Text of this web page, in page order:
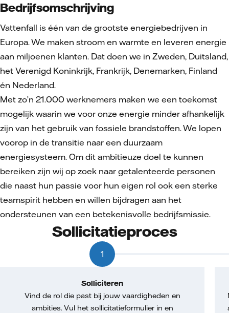
Bedrijfsomschrijving
Vattenfall is één van de grootste energiebedrijven in
Europa. We maken stroom en warmte en leveren energie
aan miljoenen klanten. Dat doen we in Zweden, Duitsland,
het Verenigd Koninkrijk, Frankrijk, Denemarken, Finland
én Nederland.
Met zo’n 21.000 werknemers maken we een toekomst
mogelijk waarin we voor onze energie minder afhankelijk
zijn van het gebruik van fossiele brandstoffen. We lopen
voorop in de transitie naar een duurzaam
energiesysteem. Om dit ambitieuze doel te kunnen
bereiken zijn wij op zoek naar getalenteerde personen
die naast hun passie voor hun eigen rol ook een sterke
teamspirit hebben en willen bijdragen aan het
ondersteunen van een betekenisvolle bedrijfsmissie.
Sollicitatieproces
1
Solliciteren
Vind de rol die past bij jouw vaardigheden en
ambities. Vul het sollicitatieformulier in en